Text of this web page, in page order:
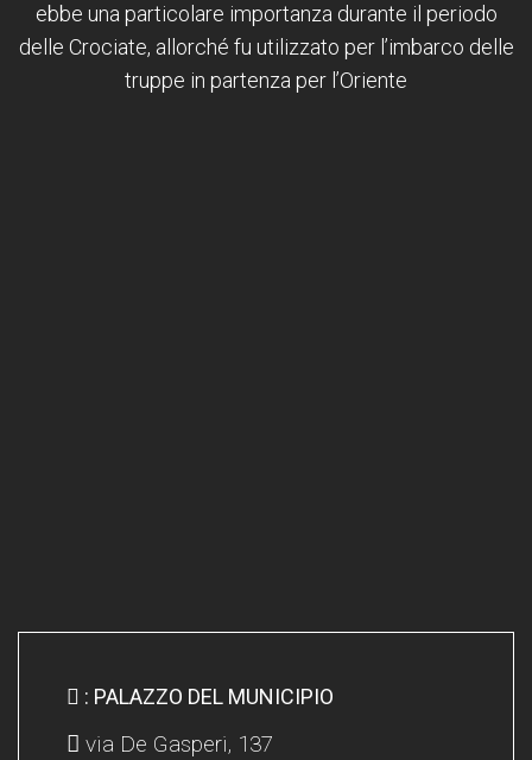
ebbe una particolare importanza durante il periodo
delle Crociate, allorché fu utilizzato per l’imbarco delle
truppe in partenza per l’Oriente
: PALAZZO DEL MUNICIPIO
via De Gasperi, 137